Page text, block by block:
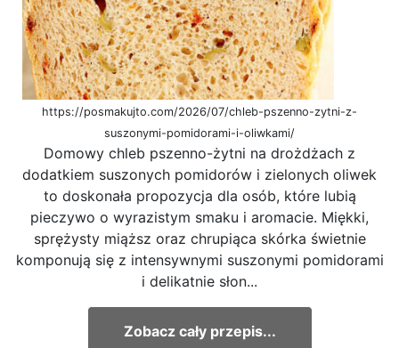
https://posmakujto.com/2026/07/chleb-pszenno-zytni-z-
suszonymi-pomidorami-i-oliwkami/
Domowy chleb pszenno-żytni na drożdżach z
dodatkiem suszonych pomidorów i zielonych oliwek
to doskonała propozycja dla osób, które lubią
pieczywo o wyrazistym smaku i aromacie. Miękki,
sprężysty miąższ oraz chrupiąca skórka świetnie
komponują się z intensywnymi suszonymi pomidorami
i delikatnie słon...
Zobacz cały przepis...